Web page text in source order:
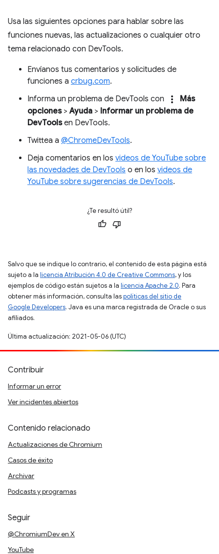
Usa las siguientes opciones para hablar sobre las
funciones nuevas, las actualizaciones o cualquier otro
tema relacionado con DevTools.
Envíanos tus comentarios y solicitudes de
funciones a crbug.com.
Informa un problema de DevTools con
more_vert
Más
opciones>Ayuda > Informar un problema de
DevToolsen DevTools.
Twittea a @ChromeDevTools.
Deja comentarios en los videos de YouTube sobre
las novedades de DevTools o en los videos de
YouTube sobre sugerencias de DevTools.
¿Te resultó útil?
Salvo que se indique lo contrario, el contenido de esta página está
sujeto a la licencia Atribución 4.0 de Creative Commons, y los
ejemplos de código están sujetos a la licencia Apache 2.0. Para
obtener más información, consulta laspolíticas del sitio de
Google Developers. Java es una marca registrada de Oracle o sus
afiliados.
Última actualización: 2021-05-06 (UTC)
Contribuir
Informar un error
Ver incidentes abiertos
Contenido relacionado
Actualizaciones de Chromium
Casos de éxito
Archivar
Podcasts y programas
Seguir
@ChromiumDev en X
YouTube